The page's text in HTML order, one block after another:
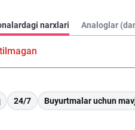
narxlari Analoglar
24/7 Buyurtmalar uchun